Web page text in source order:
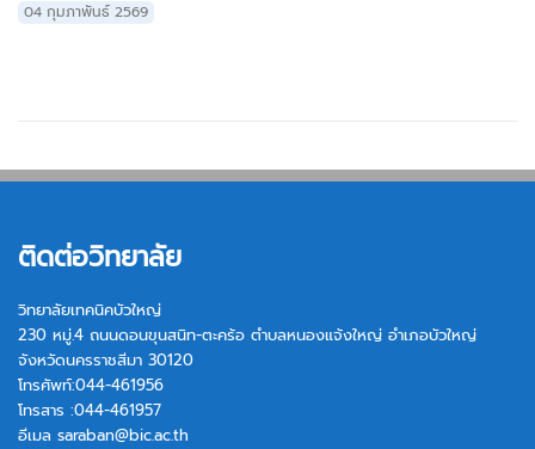
04 กุมภาพันธ์ 2569
ติดต่อวิทยาลัย
วิทยาลัยเทคนิคบัวใหญ่
230 หมู่.4 ถนนดอนขุนสนิท-ตะคร้อ ตำบลหนองแจ้งใหญ่ อำเภอบัวใหญ่
จังหวัดนครราชสีมา 30120
โทรศัพท์:044-461956
โทรสาร :044-461957
อีเมล saraban@bic.ac.th